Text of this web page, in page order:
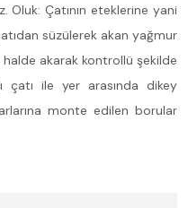
Çatının eteklerine yani
süzülerek akan yağmur
akarak kontrollü şekilde
çatı ile yer arasında dikey
monte edilen borular